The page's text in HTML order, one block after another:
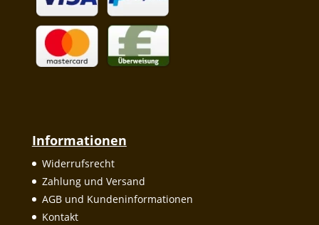
Informationen
Widerrufsrecht
Zahlung und Versand
AGB und Kundeninformationen
Kontakt